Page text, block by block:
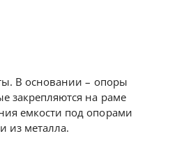
В основании – опоры
закрепляются на раме
емкости под опорами
из металла.